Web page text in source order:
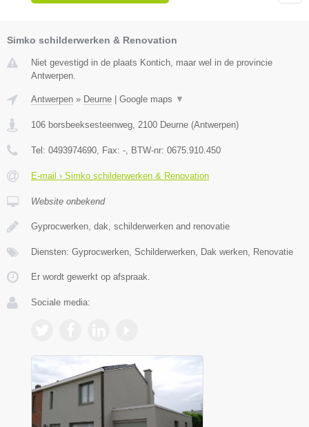
Simko schilderwerken & Renovation
Niet gevestigd in de plaats Kontich, maar wel in de provincie
Antwerpen.
Antwerpen » Deurne Google maps ▼
106 borsbeeksesteenweg, 2100 Deurne (Antwerpen)
Tel: 0493974690, Fax: -, BTW-nr: 0675.910.450
E-mail › Simko schilderwerken & Renovation
Website onbekend
Gyprocwerken, dak, schilderwerken and renovatie
Diensten: Gyprocwerken, Schilderwerken, Dak werken, Renovatie
Er wordt gewerkt op afspraak.
Sociale media: